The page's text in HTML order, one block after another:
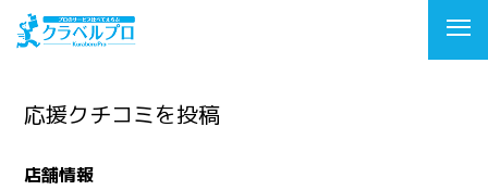
応援クチコミを投稿
店舗情報